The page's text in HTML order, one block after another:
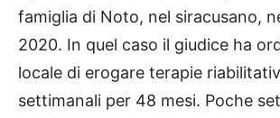
famiglia di Noto, nel siracusano,
2020. In quel caso il giudice ha
locale di erogare terapie
settimanali per 48 mesi. Poche